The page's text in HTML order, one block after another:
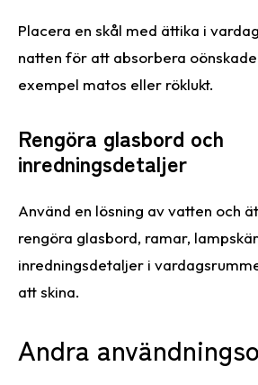
Placera en skål med ättika i
natten för att absorbera
exempel matos eller röklukt.
Rengöra glasbord och
inredningsdetaljer
Använd en lösning av vatten och
rengöra glasbord, ramar,
inredningsdetaljer i
att skina.
Andra